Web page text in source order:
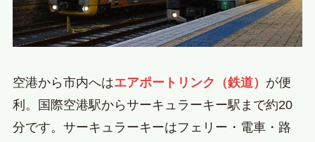
空港から市内へはエアポートリンク（鉄道） が便
利。国際空港駅からサーキュラーキー駅まで約20
分です。サーキュラーキーはフェリー・電車・路